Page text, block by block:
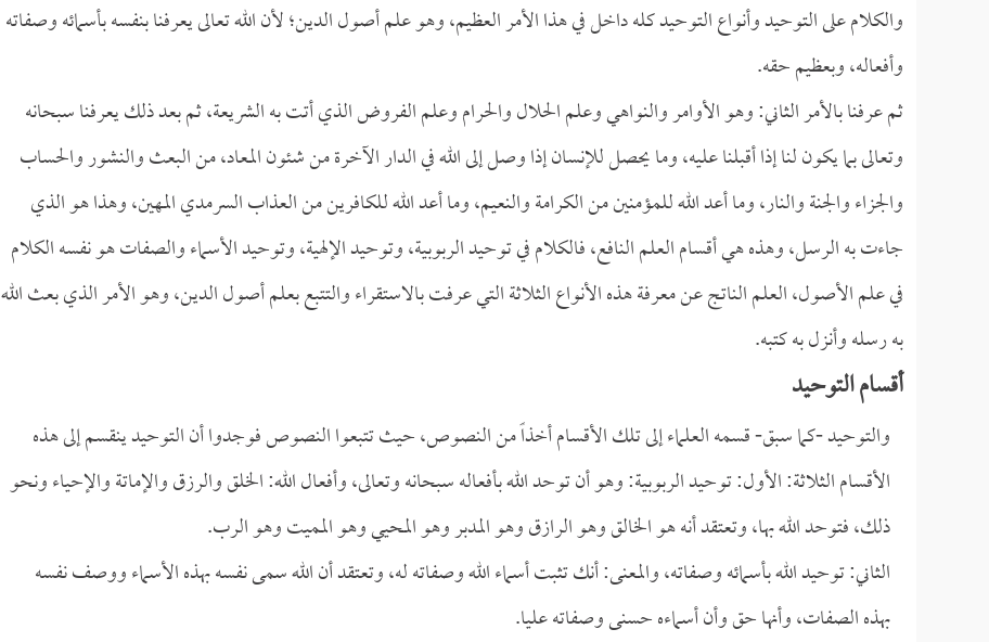
والكلام على التوحيد وأنواع التوحيد كله داخل في هذا الأمر العظيم، وهو علم أصول الدين؛ لأن الله تعالى يعرفنا بنفسه بأسمائه وصفاته
وأفعاله، وبعظيم حقه.
ثم عرفنا بالأمر الثاني: وهو الأوامر والنواهي وعلم الحلال والحرام وعلم الفروض الذي أتت به الشريعة، ثم بعد ذلك يعرفنا سبحانه
وتعالى بما يكون لنا إذا أقبلنا عليه، وما يحصل للإنسان إذا وصل إلى الله في الدار الآخرة من شئون المعاد، من البعث والنشور والحساب
والجزاء والجنة والنار، وما أعد الله للمؤمنين من الكرامة والنعيم، وما أعد الله للكافرين من العذاب السرمدي المهين، وهذا هو الذي
جاءت به الرسل، وهذه هي أقسام العلم النافع، فالكلام في توحيد الربوبية، وتوحيد الإلهية، وتوحيد الأسماء والصفات هو نفسه الكلام
في علم الأصول، العلم الناتج عن معرفة هذه الأنواع الثلاثة التي عرفت بالاستقراء والتتبع بعلم أصول الدين، وهو الأمر الذي بعث الله
به رسله وأنزل به كتبه.
أقسام التوحيد
والتوحيد -كما سبق- قسمه العلماء إلى تلك الأقسام أخذاً من النصوص، حيث تتبعوا النصوص فوجدوا أن التوحيد ينقسم إلى هذه
الأقسام الثلاثة: الأول: توحيد الربوبية: وهو أن توحد الله بأفعاله سبحانه وتعالى، وأفعال الله: الخلق والرزق والإماتة والإحياء ونحو
ذلك، فتوحد الله بها، وتعتقد أنه هو الخالق وهو الرازق وهو المدبر وهو المحيي وهو المميت وهو الرب.
الثاني: توحيد الله بأسمائه وصفاته، والمعنى: أنك تثبت أسماء الله وصفاته له، وتعتقد أن الله سمى نفسه بهذه الأسماء ووصف نفسه
بهذه الصفات، وأنها حق وأن أسماءه حسنى وصفاته عليا.